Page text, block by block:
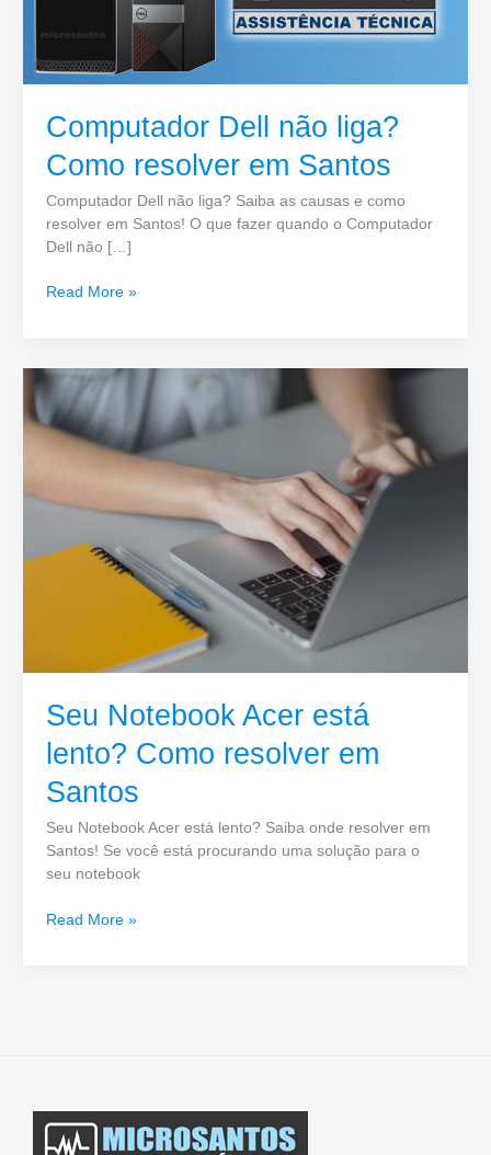
Computador Dell não liga?
Como resolver em Santos
Computador Dell não liga? Saiba as causas e como
resolver em Santos! O que fazer quando o Computador
Dell não […]
Read More »
Seu Notebook Acer está
lento? Como resolver em
Santos
Seu Notebook Acer está lento? Saiba onde resolver em
Santos! Se você está procurando uma solução para o
seu notebook
Notebook
Acer
está
resolver
Santos
Read More »